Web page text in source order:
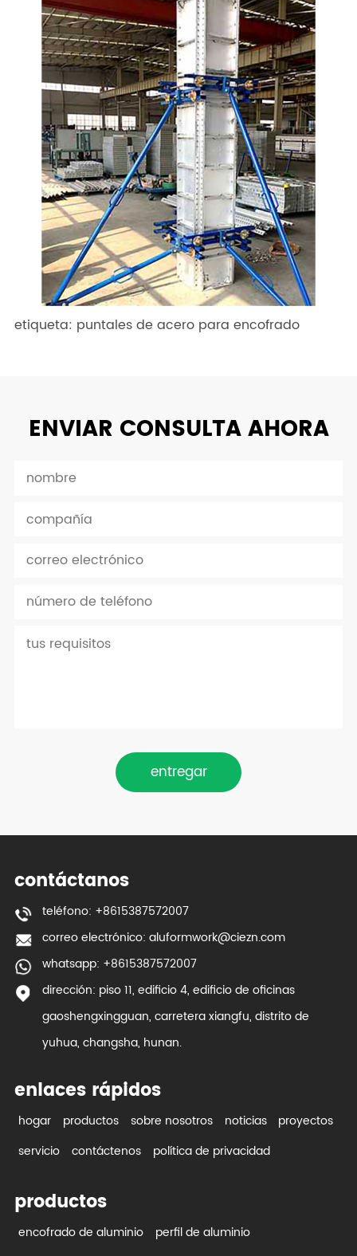
etiqueta: puntales de acero para encofrado
ENVIAR CONSULTA AHORA
entregar
contáctanos
teléfono: +8615387572007
correo electrónico: aluformwork@ciezn.com
whatsapp: +8615387572007
dirección: piso 11, edificio 4, edificio de oficinas
gaoshengxingguan, carretera xiangfu, distrito de
yuhua, changsha, hunan.
enlaces rápidos
hogar productos sobre nosotros noticias
proyectos
servicio
contáctenos política de privacidad
productos
encofrado de aluminio
perfil de aluminio